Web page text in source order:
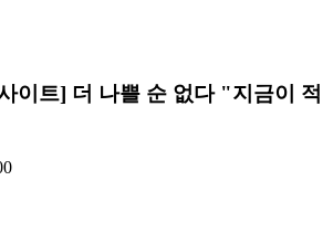
이트] 더 나쁠 순 없다 "지금이 적